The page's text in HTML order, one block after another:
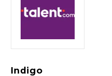
Indigo